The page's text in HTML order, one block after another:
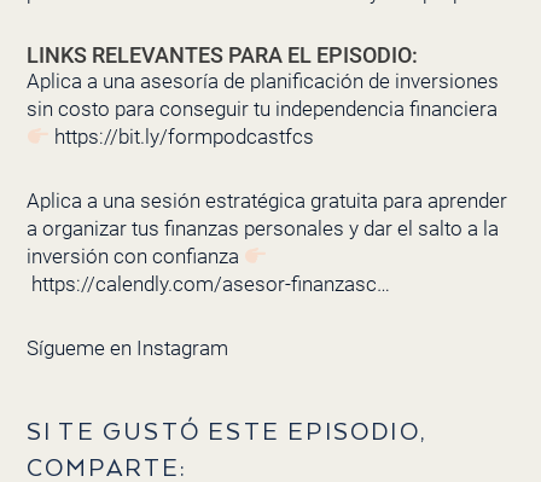
LINKS RELEVANTES PARA EL EPISODIO:
Aplica a una asesoría de planificación de inversiones
sin costo para conseguir tu independencia financiera
https://bit.ly/formpodcastfcs
Aplica a una sesión estratégica gratuita para aprender
a organizar tus finanzas personales y dar el salto a la
inversión con confianza
https://calendly.com/asesor-finanzasc…
Sígueme en Instagram
SI TE GUSTÓ ESTE EPISODIO,
COMPARTE: